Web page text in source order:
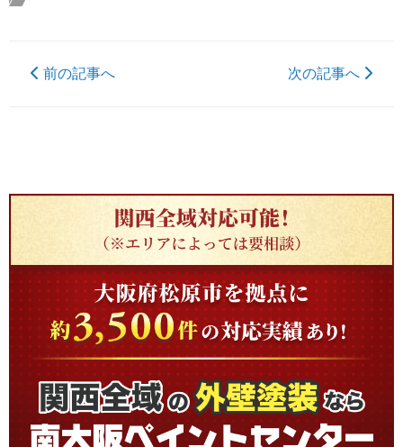
前の記事へ 次の記事へ